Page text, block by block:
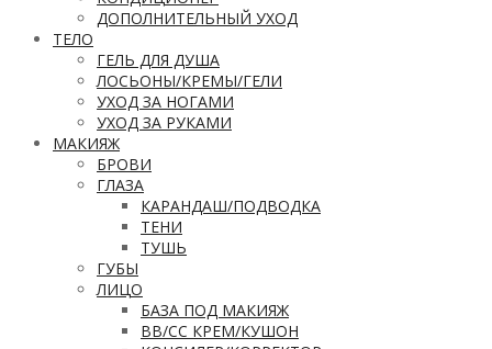
ДОПОЛНИТЕЛЬНЫЙ УХОД
ТЕЛО
ГЕЛЬ ДЛЯ ДУША
ЛОСЬОНЫ/КРЕМЫ/ГЕЛИ
УХОД ЗА НОГАМИ
УХОД ЗА РУКАМИ
МАКИЯЖ
БРОВИ
ГЛАЗА
КАРАНДАШ/ПОДВОДКА
ТЕНИ
ТУШЬ
ГУБЫ
ЛИЦО
БАЗА ПОД МАКИЯЖ
ВВ/CC КРЕМ/КУШОН